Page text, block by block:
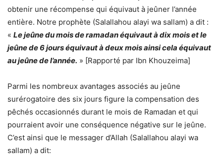
obtenir une récompense qui équivaut à jeûner l’année
entière. Notre prophète (Salallahou alayi wa sallam) a dit :
« Le jeûne du mois de ramadan équivaut à dix mois et le
jeûne de 6 jours équivaut à deux mois ainsi cela équivaut
au jeûne de l’année. » [Rapporté par Ibn Khouzeima]
Parmi les nombreux avantages associés au jeûne
surérogatoire des six jours figure la compensation des
pêchés occasionnés durant le mois de Ramadan et qui
pourraient avoir une conséquence négative sur le jeûne.
C’est ainsi que le messager d’Allah (Salallahou alayi wa
sallam) a dit: